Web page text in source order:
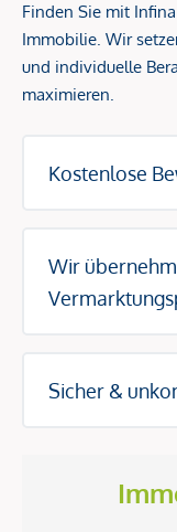
Finden Sie mit
Immobilie. Wir
und individuelle
maximieren.
Kostenlose
Wir
Sicher &